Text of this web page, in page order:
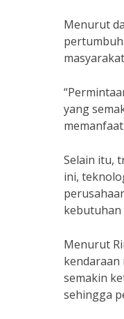
Menurut
yang
Selain itu,
ini,
kebutuhan
Menurut
semakin
sehingga